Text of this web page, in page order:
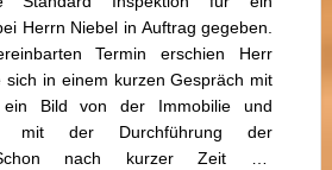
Herrn Niebel in Auftrag gegeben.
Termin erschien Herr
sich in einem kurzen Gespräch mit
ein Bild von der Immobilie und
mit der Durchführung der
Schon nach kurzer Zeit …